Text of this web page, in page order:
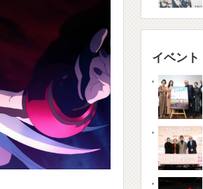
イベント